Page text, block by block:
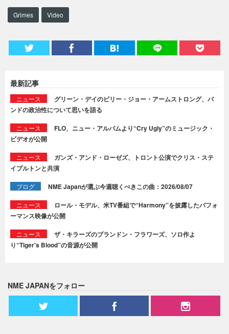
Grimes Video
最新記事
ニュース
グリーン・デイのビリー・ジョー・アームストロング、バ
ンドの政治性について思いを語る
ニュース
FLO、ニュー・アルバムより“Cry Ugly”のミュージック・
ビデオが公開
ニュース
ガンズ・アンド・ローゼズ、トロント公演でクリス・ステ
イプルトンと共演
ブログ NME Japanが選ぶ今週聴くべきこの曲：2026/08/07
ニュース
ロール・モデル、米TV番組で“Harmony”を披露したパフォ
ーマンス映像が公開
ニュース
ザ・キラーズのブランドン・フラワーズ、ソロ作よ
り“Tiger's Blood”の音源が公開
NME JAPANをフォロー